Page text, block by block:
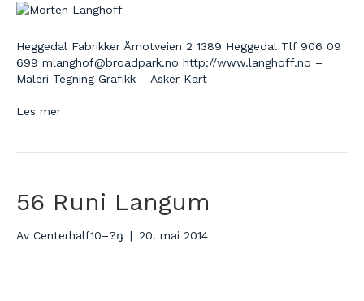
Heggedal Fabrikker Åmotveien 2 1389 Heggedal Tlf 906 09
699 mlanghof@broadpark.no http://www.langhoff.no –
Maleri Tegning Grafikk – Asker Kart
Les mer
56 Runi Langum
Av Centerhalf10–?ŋ | 20. mai 2014